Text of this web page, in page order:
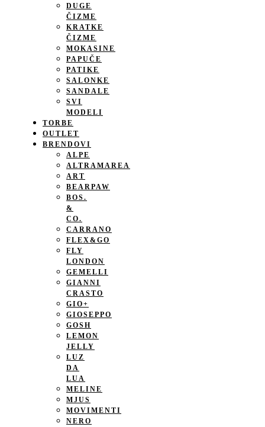
DUGE
ČIZME
KRATKE
ČIZME
MOKASINE
PAPUČE
PATIKE
SALONKE
SANDALE
SVI
MODELI
TORBE
OUTLET
BRENDOVI
ALPE
ALTRAMAREA
ART
BEARPAW
BOS.
&
CO.
CARRANO
FLEX&GO
FLY
LONDON
GEMELLI
GIANNI
CRASTO
GIO+
GIOSEPPO
GOSH
LEMON
JELLY
LUZ
DA
LUA
MELINE
MJUS
MOVIMENTI
NERO